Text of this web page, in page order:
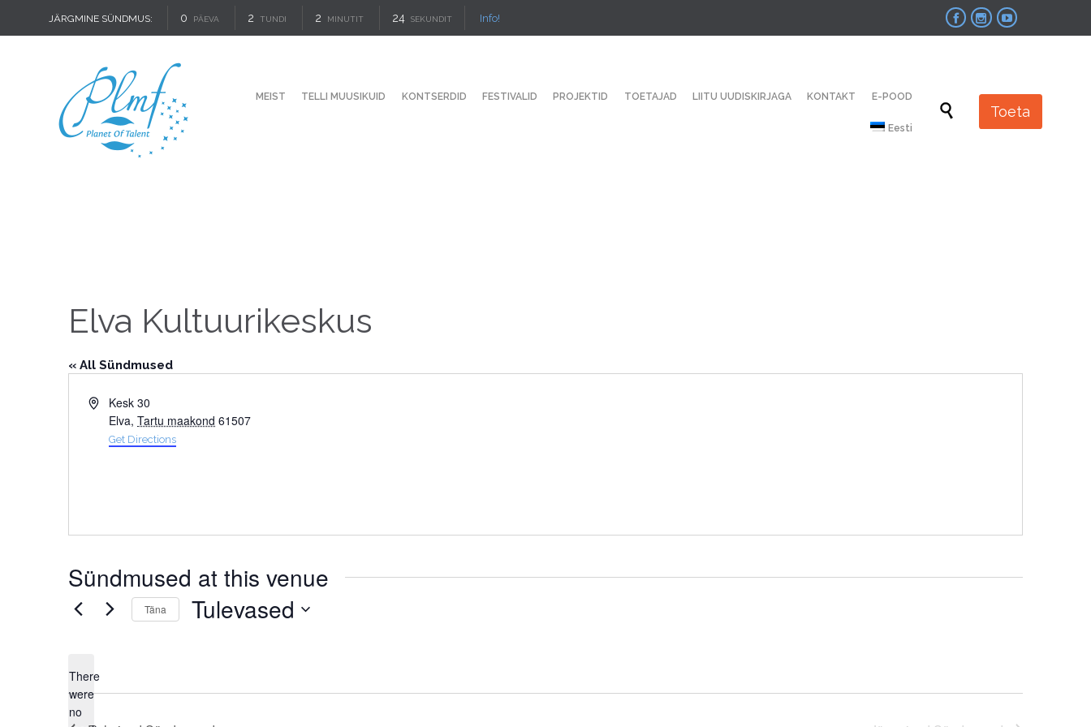
JÄRGMINE SÜNDMUS: 0 PÄEVA 2 TUNDI 2 MINUTIT 24 SEKUNDIT Info!   
content
MEIST TELLI MUUSIKUID KONTSERDID FESTIVALID PROJEKTID TOETAJAD LIITU UUDISKIRJAGA KONTAKT E-POOD
Eesti
 Toeta
Elva Kultuurikeskus
« All Sündmused
AddressKesk 30
Elva, Tartu maakond 61507
Get Directions
Sündmused at this venue
Notice
There
were
no
Täna Tulevased